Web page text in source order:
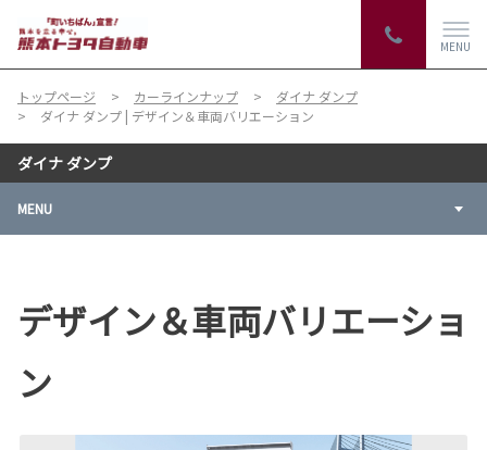
MENU
トップページ カーラインナップ
ダイナ ダンプ
ダイナ ダンプ | デザイン＆車両バリエーション
ダイナ ダンプ
MENU
デザイン＆車両バリエーショ
ン